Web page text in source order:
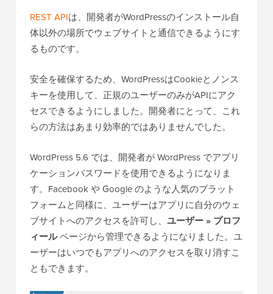
REST APIは、開発者がWordPressのインストール自
体以外の場所でウェブサイトと通信できるようにす
るものです。
安全を確保するため、WordPressはCookieとノンス
キーを使用して、正規のユーザーのみがAPIにアク
セスできるようにしました。開発者にとって、これ
らの方法はあまり効率的ではありませんでした。
WordPress 5.6 では、開発者が WordPress でアプリ
ケーションパスワードを使用できるようになりま
す。Facebook や Google のような人気のプラット
フォームと同様に、ユーザーはアプリに自分のウェ
ブサイトへのアクセスを許可し、 ユーザー » プロフ
ィールページから管理できるようになりました。ユ
ーザーはいつでもアプリへのアクセスを取り消すこ
ともできます。